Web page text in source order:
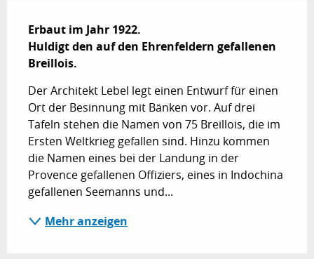
Erbaut im Jahr 1922.
Huldigt den auf den Ehrenfeldern gefallenen
Breillois.
Der Architekt Lebel legt einen Entwurf für einen
Ort der Besinnung mit Bänken vor. Auf drei
Tafeln stehen die Namen von 75 Breillois, die im
Ersten Weltkrieg gefallen sind. Hinzu kommen
die Namen eines bei der Landung in der
Provence gefallenen Offiziers, eines in Indochina
gefallenen Seemanns und...
Mehr anzeigen